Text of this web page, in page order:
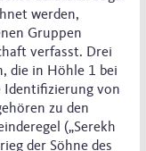
werden,
Gruppen
verfasst. Drei
die in Höhle 1 bei
Identifizierung von
zu den
(„Serekh
der Söhne des